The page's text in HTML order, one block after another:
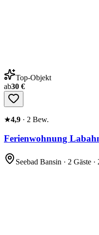
Top-Objekt
ab30 €
★4,9 · 2 Bew.
Ferienwohnung
Seebad Bansin · 2 Gäste ·